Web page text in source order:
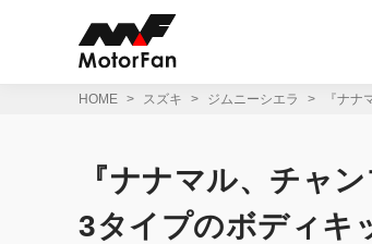
HOME スズキ ジムニーシエラ 『ナ
『ナナマル、チャ
3タイプのボディキ